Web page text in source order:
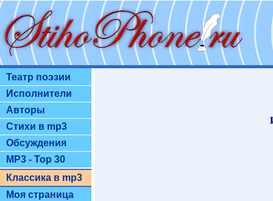
Театр поэзии
Исполнители
Авторы
Стихи в mp3
Обсуждения
MP3 - Top 30
Классика в mp3
Моя страница